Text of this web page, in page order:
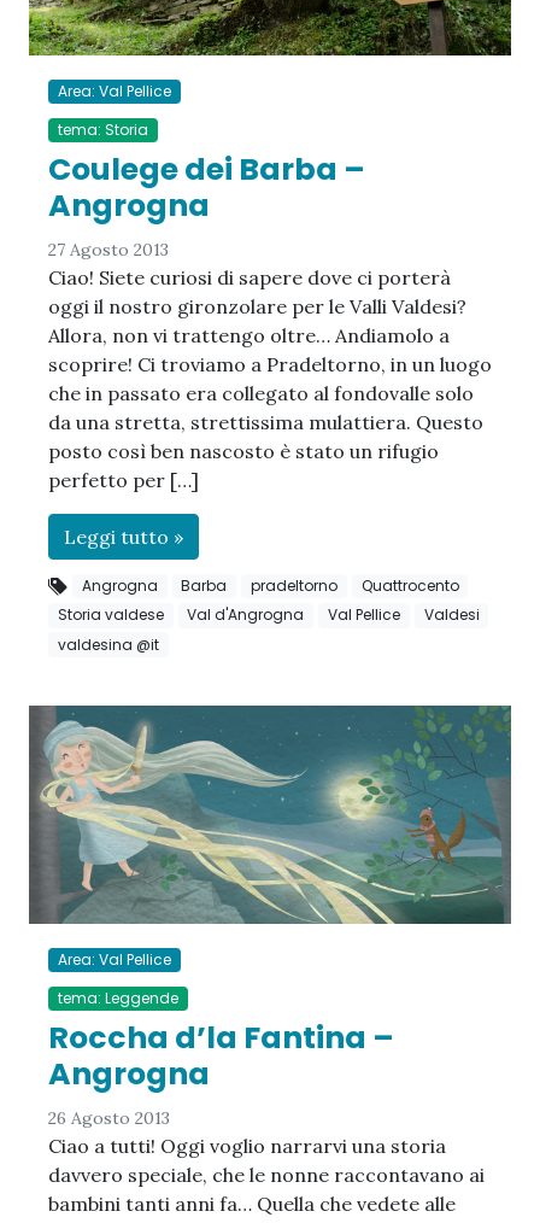
Area: Val Pellice
tema: Storia
Coulege dei Barba –
Angrogna
27 Agosto 2013
Ciao! Siete curiosi di sapere dove ci porterà
oggi il nostro gironzolare per le Valli Valdesi?
Allora, non vi trattengo oltre… Andiamolo a
scoprire! Ci troviamo a Pradeltorno, in un luogo
che in passato era collegato al fondovalle solo
da una stretta, strettissima mulattiera. Questo
posto così ben nascosto è stato un rifugio
perfetto per […]
Leggi tutto »
Angrogna Barba pradeltorno
Quattrocento
Storia valdese
Val d'Angrogna Val Pellice
Valdesi
valdesina @it
Area: Val Pellice
tema: Leggende
Roccha d’la Fantina –
Angrogna
26 Agosto 2013
Ciao a tutti! Oggi voglio narrarvi una storia
davvero speciale, che le nonne raccontavano ai
bambini tanti anni fa… Quella che vedete alle